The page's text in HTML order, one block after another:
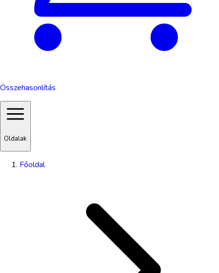
Összehasonlítás
Oldalak
Főoldal